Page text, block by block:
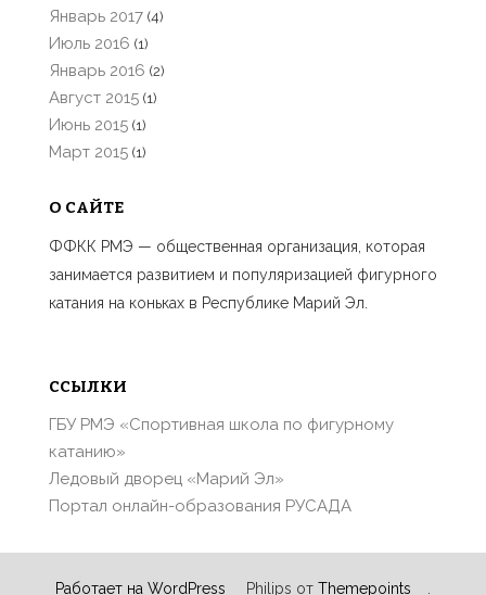
Январь 2017 (4)
Июль 2016 (1)
Январь 2016 (2)
Август 2015 (1)
Июнь 2015 (1)
Март 2015 (1)
О САЙТЕ
ФФКК РМЭ — общественная организация, которая
занимается развитием и популяризацией фигурного
катания на коньках в Республике Марий Эл.
ССЫЛКИ
ГБУ РМЭ «Спортивная школа по фигурному
катанию»
Ледовый дворец «Марий Эл»
Портал онлайн-образования РУСАДА
Работает на WordPress Philips от Themepoints